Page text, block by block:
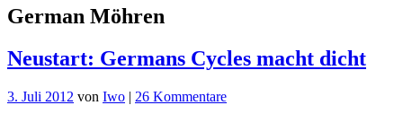
German Möhren
Neustart: Germans Cycles macht dicht
3. Juli 2012 von Iwo | 26 Kommentarezu